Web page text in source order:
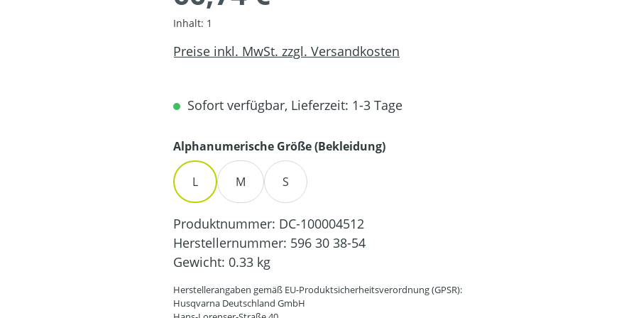
Inhalt: 1
Preise inkl. MwSt. zzgl. Versandkosten
Sofort verfügbar, Lieferzeit: 1-3 Tage
Alphanumerische Größe (Bekleidung)auswählen
L M S
Produktnummer: DC-100004512
Herstellernummer: 596 30 38-54
Gewicht: 0.33 kg
Herstellerangaben gemäß EU-Produktsicherheitsverordnung (GPSR):
Husqvarna Deutschland GmbH